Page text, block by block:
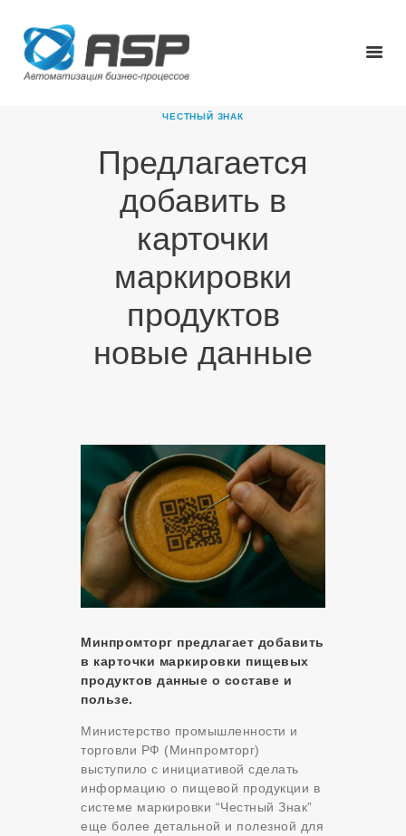
ЧЕСТНЫЙ ЗНАК
Предлагается
добавить в
карточки
маркировки
продуктов
новые данные
ГЛАВНАЯ
О КОМПАНИИ
НОВОСТИ
КАРЬЕРА
ПАРТНЕРЫ
КОНТАКТЫ
Минпромторг предлагает добавить
в карточки маркировки пищевых
продуктов данные о составе и
пользе.
Министерство промышленности и
торговли РФ (Минпромторг)
выступило с инициативой сделать
информацию о пищевой продукции в
системе маркировки “Честный Знак”
еще более детальной и полезной для